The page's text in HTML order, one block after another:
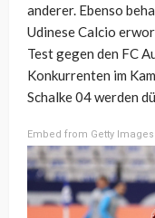
anderer. Ebenso
Udinese Calcio
Test gegen den FC
Konkurrenten im
Schalke 04 werden
Embed from Getty Images